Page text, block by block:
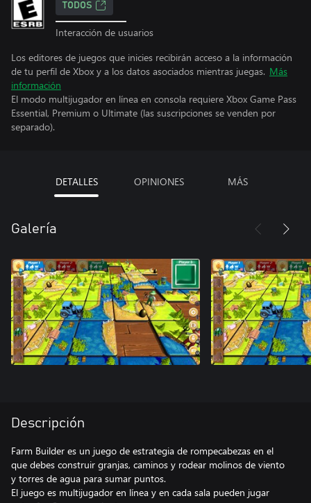
TODOS
Interacción de usuarios
Los editores de juegos que inicies recibirán acceso a la información
de tu perfil de Xbox y a los datos asociados mientras juegas. Más
información
El modo multijugador en línea en consola requiere Xbox Game Pass
Essential, Premium o Ultimate (las suscripciones se venden por
separado).
DETALLES OPINIONES MÁS
Galería
Descripción
Farm Builder es un juego de estrategia de rompecabezas en el
que debes construir granjas, caminos y rodear molinos de viento
y torres de agua para sumar puntos.
El juego es multijugador en línea y en cada sala pueden jugar